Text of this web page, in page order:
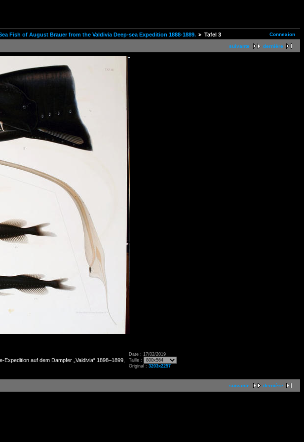
Connexion
Fish of August Brauer from the Valdivia Deep-sea Expedition 1888-1889. Tafel 3
suivante dernière
auf dem Dampfer „Valdivia“ 1898–1899,
Date : 17/02/2019
Taille :
Original : 3203x2257
suivante dernière